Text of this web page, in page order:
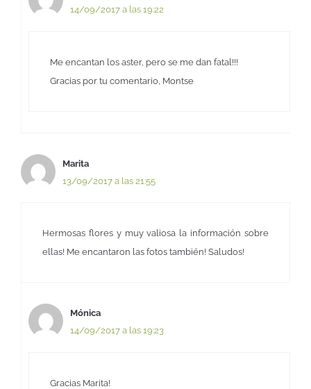
14/09/2017 a las 19:22
Me encantan los aster, pero se me dan fatal!!!
Gracias por tu comentario, Montse
Marita
13/09/2017 a las 21:55
Hermosas flores y muy valiosa la información sobre
ellas! Me encantaron las fotos también! Saludos!
Mónica
14/09/2017 a las 19:23
Gracias Marita!